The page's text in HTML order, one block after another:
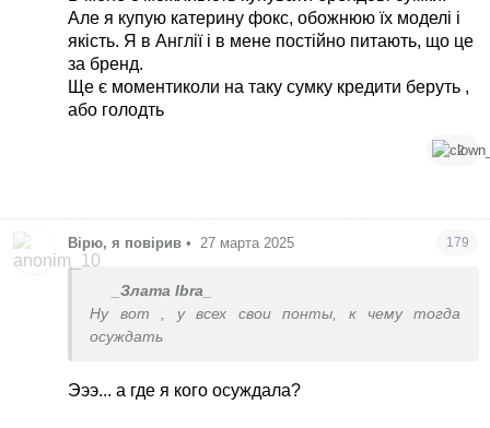
Я ж говорю, эти сумки и украшения - понты для
бедных, когда человек кое-как накопил пару
тысяч у.е и начинает считать, что стал чуть
ли не дворянского проихождения.
Але я купую катерину фокс, обожнюю їх моделі і
якість. Я в Англії і в мене постійно питають, що це
за бренд.
Ще є моментиколи на таку сумку кредити беруть ,
або голодть
2
Вірю, я повірив • 27 марта 2025 179
_Злата Ibra_
Ну вот , у всех свои понты, к чему тогда
осуждать
Эээ... а где я кого осуждала?